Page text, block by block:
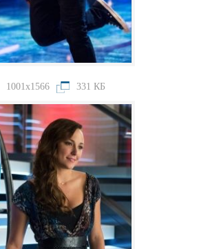
1001x1566 331 КБ